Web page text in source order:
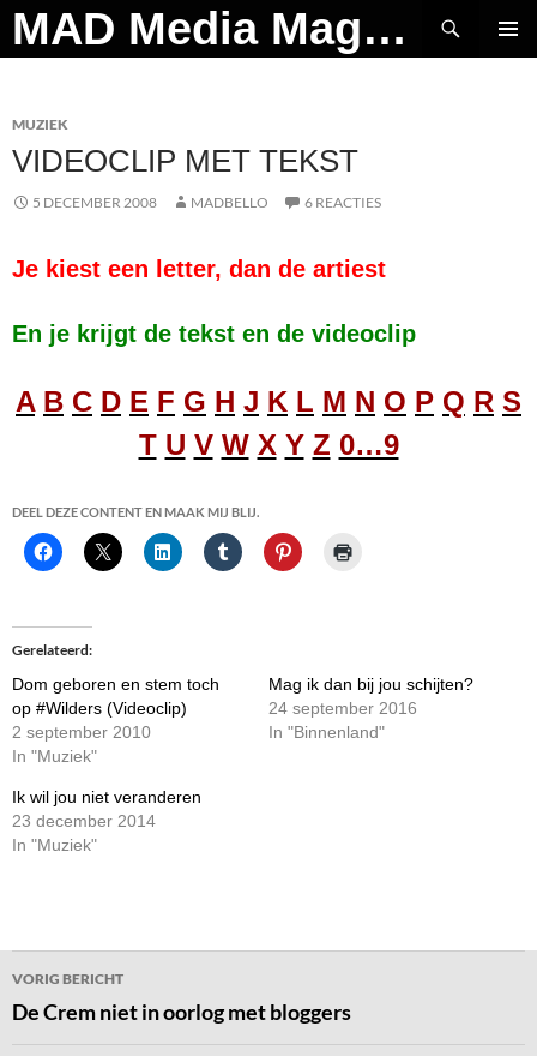
Ga
naar
MAD Media Magazine
Zoeken
MUZIEK
VIDEOCLIP MET TEKST
5 DECEMBER 2008 MADBELLO 6 REACTIES
Je kiest een letter, dan de artiest
En je krijgt de tekst en de videoclip
A B C D E F G H J K L M N O P Q R S
T U V W X Y Z 0…9
DEEL DEZE CONTENT EN MAAK MIJ BLIJ.
Gerelateerd
Dom geboren en stem toch
op #Wilders (Videoclip)
2 september 2010
In "Muziek"
Mag ik dan bij jou schijten?
24 september 2016
In "Binnenland"
Ik wil jou niet veranderen
23 december 2014
In "Muziek"
Bericht
navigatie
VORIG BERICHT
De Crem niet in oorlog met bloggers